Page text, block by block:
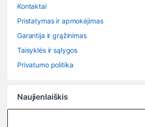
Kontaktai
Pristatymas ir apmokėjimas
Garantija ir grąžinimas
Taisyklės ir sąlygos
Privatumo politika
Naujienlaiškis